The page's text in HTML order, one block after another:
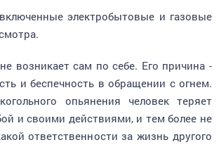
и беспечность в обращении с огнем.
опьянения человек теряет
и своими действиями, и тем более не
ответственности за жизнь другого